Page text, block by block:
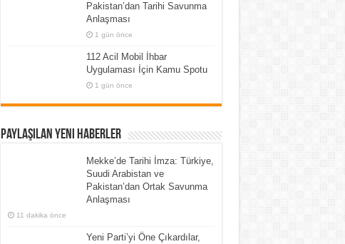
Pakistan’dan Tarihi Savunma
Anlaşması
1 gün önce
112 Acil Mobil İhbar
Uygulaması İçin Kamu Spotu
1 gün önce
Paylaşılan Yeni Haberler
Mekke’de Tarihi İmza: Türkiye,
Suudi Arabistan ve
Pakistan’dan Ortak Savunma
Anlaşması
11 dakika önce
Yeni Parti’yi Öne Çıkardılar,